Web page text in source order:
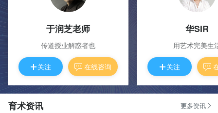
于润芝老师
传道授业解惑者也
关注 在线咨询
华SIR
用艺术完美生
关注
育术资讯 更多资讯